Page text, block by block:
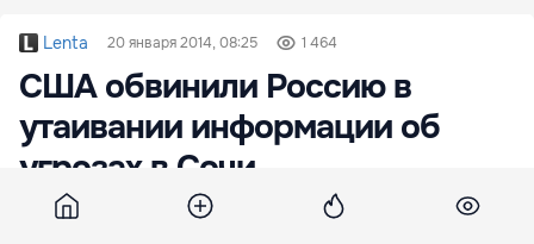
Lenta 20 января 2014, 08:25 1 464
США обвинили Россию в
утаивании информации об
угрозах в Сочи
Российские спецслужбы отказались